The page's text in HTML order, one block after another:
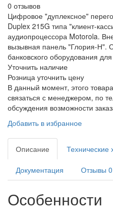
0 отзывов
Цифровое "дуплексное"
Duplex 215G типа "клиент-
аудиопроцессора Motorola.
вызывная панель "Глория-Н".
банковского оборудования для
Уточнить наличие
Розница уточнить цену
В данный момент, этого
связаться с менеджером, по
обсуждения возможности
Добавить в избранное
Описание
Технические
Документация Отзывы 0
Особенности